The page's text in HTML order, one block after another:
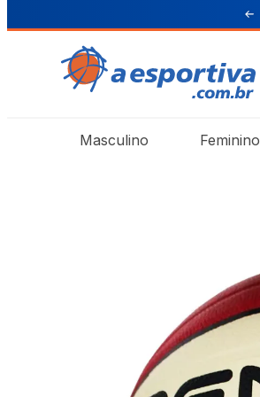
Masculino Feminino